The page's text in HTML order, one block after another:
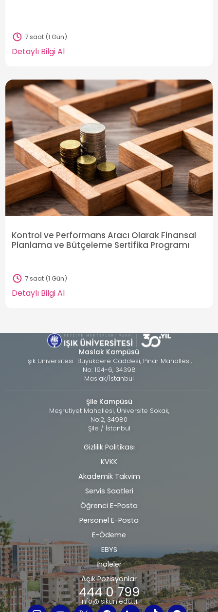
7 saat (1 Gün)
Detaylı Bilgi Al
Kontrol ve Performans Aracı Olarak Finansal
Planlama ve Bütçeleme Sertifika Programı
7 saat (1 Gün)
Detaylı Bilgi Al
Maslak Kampüsü
Işık Üniversitesi Büyükdere Caddesi, Pınar Mahallesi,
No: 194-6, 34398
Maslak/İstanbul
Şile Kampüsü
Meşrutiyet Mahallesi, Üniversite Sokak,
No:2, 34980
Şile / İstanbul
Alt
bilgi
Gizlilik Politikası
KVKK
Akademik Takvim
Servis Saatleri
Öğrenci E-Posta
Personel E-Posta
E-Ödeme
EBYS
İhaleler
Açık Pozisyonlar
444 0 799
info@isikun.edu.tr